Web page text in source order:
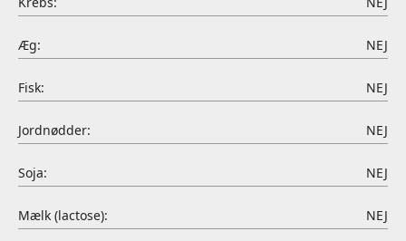
Æg: NEJ
Fisk: NEJ
Jordnødder: NEJ
Soja: NEJ
Mælk (lactose): NEJ